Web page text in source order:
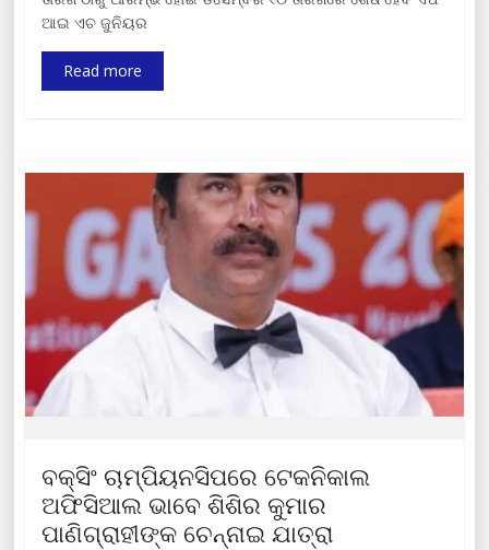
ଆଇ ଏଚ ଜୁନିୟର
Read more
ବକ୍ସିଂ ଚାମ୍ପିୟନସିପରେ ଟେକନିକାଲ
ଅଫିସିଆଲ ଭାବେ ଶିଶିର କୁମାର
ପାଣିଗ୍ରାହୀଙ୍କ ଚେନ୍ନାଇ ଯାତ୍ରା